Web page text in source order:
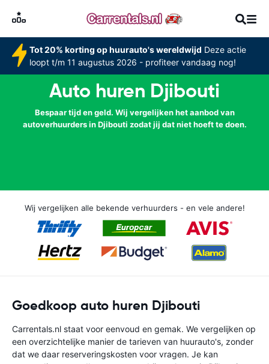
Tot 20% korting op huurauto's wereldwijd Deze actie
loopt t/m 11 augustus 2026 - profiteer vandaag nog!
Auto huren Djibouti
Bespaar tijd en geld. Wij vergelijken het aanbod van
autoverhuurders in Djibouti zodat jij dat niet hoeft te doen.
Wij vergelijken alle bekende verhuurders - en vele andere!
Goedkoop auto huren Djibouti
Carrentals.nl staat voor eenvoud en gemak. We vergelijken op
een overzichtelijke manier de tarieven van huurauto's, zonder
dat we daar reserveringskosten voor vragen. Je kan